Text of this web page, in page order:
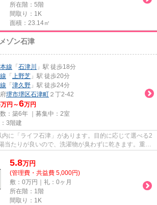
所在階：5階
間取り：1K
面積：23.14㎡
ゾン石津
線 「 石津川
」駅 徒歩18分
「 上野芝 」駅 徒歩20分
「 津久野 」駅 徒歩24分
堺市堺区石津町 ２丁2-42
万円～6万円
：築6年 ｜募集中： 2室
3階建
に「ライフ石津」があります。目的に応じて選べる2
当たりが良いので、洗濯物が臭わずに乾きます。重た
5.8万円
(管理費・共益費 5,000円)
敷：0万円｜礼：0ヶ月
所在階：1階
間取り：1K